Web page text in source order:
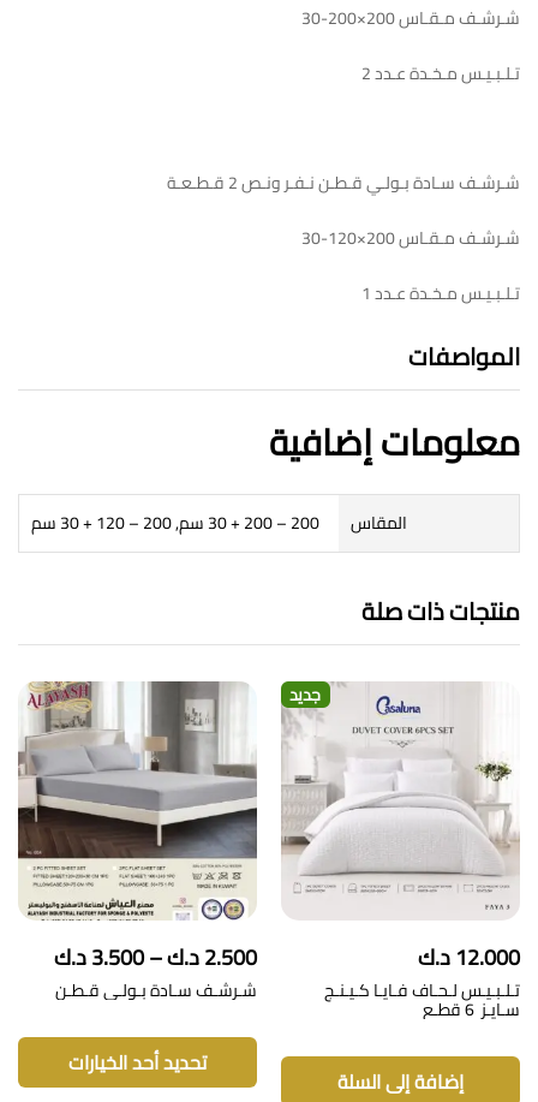
شـرشـف مـقـاس 200×200-30
تـلـبـيـس مـخـدة عـدد 2
شـرشـف سـادة بـولـي قـطـن نـفـر ونـص 2 قـطـعـة
شـرشـف مـقـاس 200×120-30
تـلـبـيـس مـخـدة عـدد 1
المواصفات
معلومات إضافية
المقاس 200 – 200 + 30 سم, 200 – 120 + 30 سم
منتجات ذات صلة
جديد
12.000د.ك
تـلـبـيـس لـحـاف فـايـا كـيـنـج
سـايـز 6 قطـع
إضافة إلى السلة
2.500د.ك–
3.500د.كنطاق
خلال
شـرشـف سـادة بـولـي قـطـن
تحديد أحد الخيارات